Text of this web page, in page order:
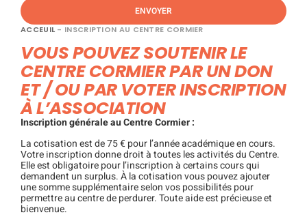
ACCEUIL - INSCRIPTION AU CENTRE CORMIER
VOUS POUVEZ SOUTENIR LE
CENTRE CORMIER PAR UN DON
ET / OU PAR VOTER INSCRIPTION
À L’ASSOCIATION
Inscription générale au Centre Cormier :
La cotisation est de 75 € pour l’année académique en cours.
Votre inscription donne droit à toutes les activités du Centre.
Elle est obligatoire pour l’inscription à certains cours qui
demandent un surplus. À la cotisation vous pouvez ajouter
une somme supplémentaire selon vos possibilités pour
permettre au centre de perdurer. Toute aide est précieuse et
bienvenue.
ENVOYER